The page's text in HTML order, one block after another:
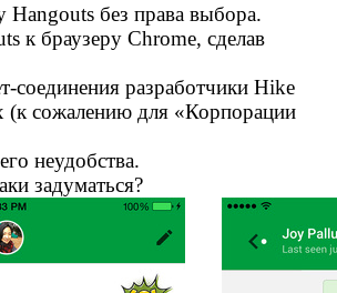
Hangouts без права выбора.
к браузеру Chrome, сделав
соединения разработчики Hike
(к сожалению для «Корпорации
неудобства.
задуматься?